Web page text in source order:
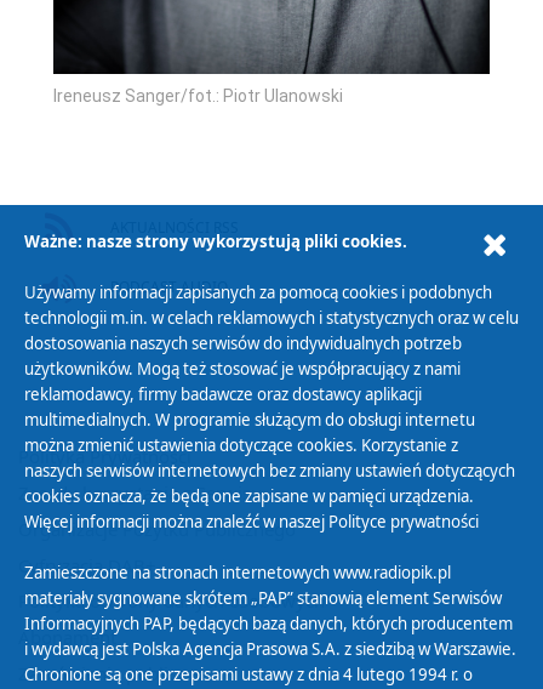
Ireneusz Sanger/fot.: Piotr Ulanowski
PODCAST AUDIO
Polityka Prywatności
Zasady korzystania z Serwisu
Organizacje Pożytku Publicznego
Cyfryzacja DAB+
Polityka ochrony danych osobowych
Abonament
Zamówienia publiczne
Ważne: nasze strony wykorzystują pliki cookies.
Używamy informacji zapisanych za pomocą cookies i podobnych
technologii m.in. w celach reklamowych i statystycznych oraz w celu
dostosowania naszych serwisów do indywidualnych potrzeb
użytkowników. Mogą też stosować je współpracujący z nami
reklamodawcy, firmy badawcze oraz dostawcy aplikacji
multimedialnych. W programie służącym do obsługi internetu
można zmienić ustawienia dotyczące cookies. Korzystanie z
naszych serwisów internetowych bez zmiany ustawień dotyczących
cookies oznacza, że będą one zapisane w pamięci urządzenia.
Więcej informacji można znaleźć w naszej Polityce prywatności
Zamieszczone na stronach internetowych www.radiopik.pl
materiały sygnowane skrótem „PAP” stanowią element Serwisów
Informacyjnych PAP, będących bazą danych, których producentem
i wydawcą jest Polska Agencja Prasowa S.A. z siedzibą w Warszawie.
Chronione są one przepisami ustawy z dnia 4 lutego 1994 r. o